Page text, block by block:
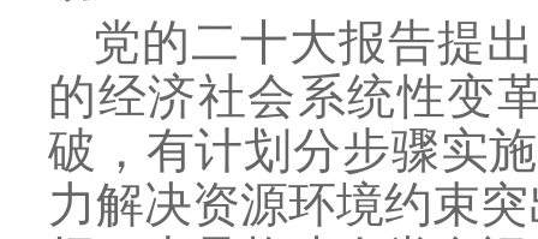
党的二十大报告提
的经济社会系统性变
破，有计划分步骤实
力解决资源环境约束